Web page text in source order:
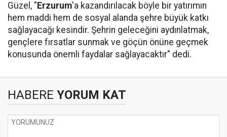
Güzel, " Erzurum'a kazandırılacak böyle bir yatırımın
hem maddi hem de sosyal alanda şehre büyük katkı
sağlayacağı kesindir. Şehrin geleceğini aydınlatmak,
gençlere fırsatlar sunmak ve göçün önüne geçmek
konusunda önemli faydalar sağlayacaktır" dedi.
HABERE YORUM KAT